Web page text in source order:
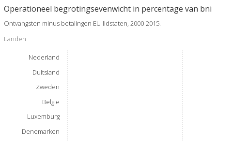
Operationeel begrotingsevenwicht in percentage van bni
Ontvangsten minus betalingen EU-lidstaten, 2000-2015.
Landen
Nederland
Duitsland
Zweden
België
Luxemburg
Denemarken